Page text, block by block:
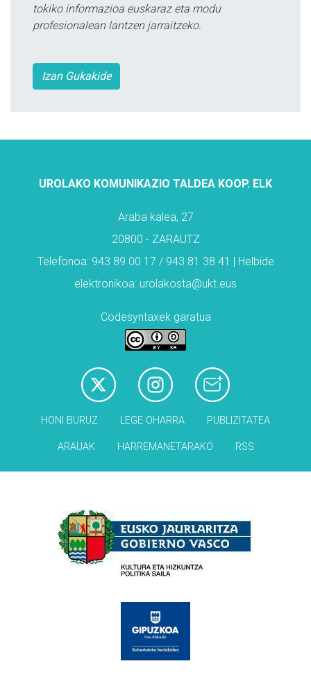
tokiko informazioa euskaraz eta modu
profesionalean lantzen jarraitzeko.
Izan Gukakide
UROLAKO KOMUNIKAZIO TALDEA KOOP. ELK
Araba kalea, 27
20800 - ZARAUTZ
Telefonoa: 943 89 00 17 / 943 81 38 41 | Helbide
elektronikoa: urolakosta@ukt.eus
Codesyntaxek garatua
HONI BURUZ LEGE OHARRA PUBLIZITATEA
ARAUAK HARREMANETARAKO RSS